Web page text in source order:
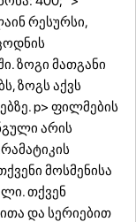
რესურსი,
ზოგი მათგანი
ზოგს აქვს
p> ფილმების
არის
მოსმენისა
თქვენ
და სერიებით